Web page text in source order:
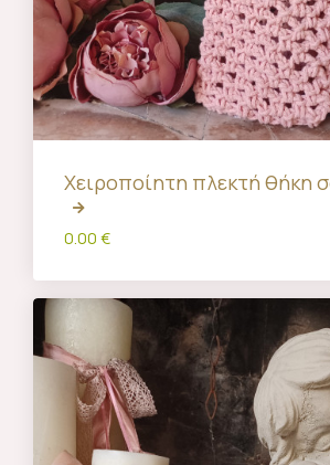
Χειροποίητη πλεκτή θήκη
0.00 €